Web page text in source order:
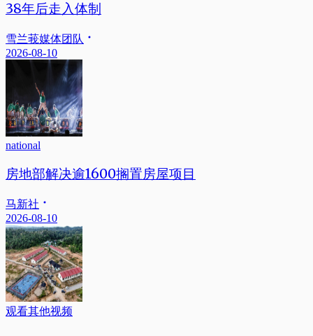
38年后走入体制
雪兰莪媒体团队
2026-08-10
national
房地部解决逾1600搁置房屋项目
马新社
2026-08-10
观看其他视频